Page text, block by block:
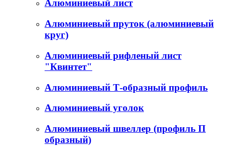
Алюминиевый лист
Алюминиевый пруток (алюминиевый
круг)
Алюминиевый рифленый лист
"Квинтет"
Алюминиевый Т-образный профиль
Алюминиевый уголок
Алюминиевый швеллер (профиль П
образный)